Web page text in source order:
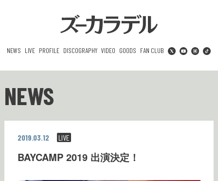
NEWS LIVE PROFILE DISCOGRAPHY VIDEO GOODS FAN CLUB
NEWS
2019.03.12 LIVE
BAYCAMP 2019 出演決定！